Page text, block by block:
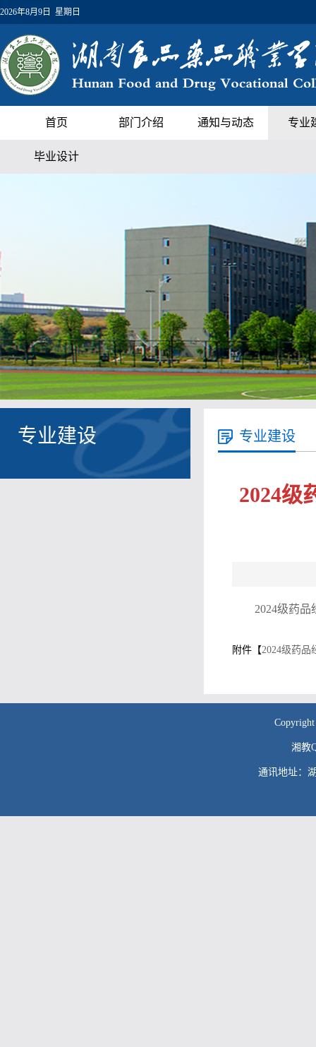
2026年8月9日 星期日
首页 部门介绍 通知与动态 专业
毕业设计
专业建设 专业建设
2024级
2024级药
附件【2024级药品
湘教
通讯地址：